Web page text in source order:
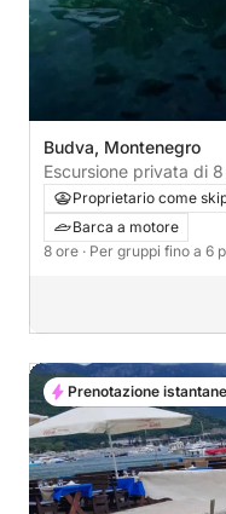
Budva, Montenegro
Escursione privata di
skipper
Proprietario come
Barca a motore
8 ore · Per gruppi fino a 6
Prenotazione